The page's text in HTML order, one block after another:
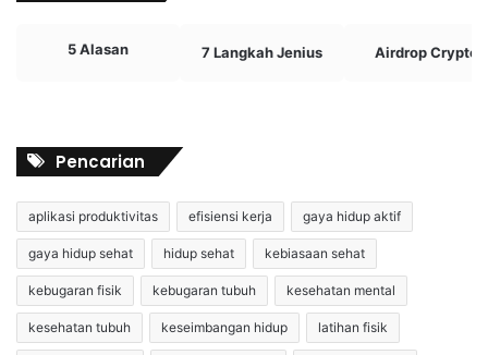
5 Alasan 7 Langkah Jenius Airdrop Crypto
Pencarian
aplikasi produktivitas efisiensi kerja gaya hidup aktif
gaya hidup sehat hidup sehat kebiasaan sehat
kebugaran fisik kebugaran tubuh kesehatan mental
kesehatan tubuh keseimbangan hidup latihan fisik